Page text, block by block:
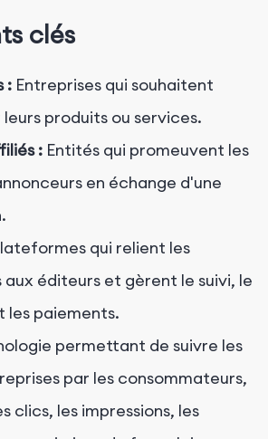
clés
: Entreprises qui souhaitent
produits ou services.
: Entités qui promeuvent les
en échange d'une
qui relient les
aux éditeurs et gèrent le suivi, le
les paiements.
permettant de suivre les
par les consommateurs,
clics, les impressions, les